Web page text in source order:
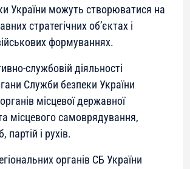
України можуть створюватися на
стратегічних об’єктах і
формуваннях.
службовій діяльності
Служби безпеки України
місцевої державної
та місцевого самоврядування,
партій і рухів.
органів СБ України